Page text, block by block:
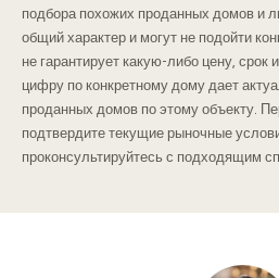
подбора похожих проданных домов и
общий характер и могут не подойти
не гарантирует какую-либо цену,
цифру по конкретному дому дает
проданных домов по этому объекту.
подтвердите текущие рыночные
проконсультируйтесь с подходящим